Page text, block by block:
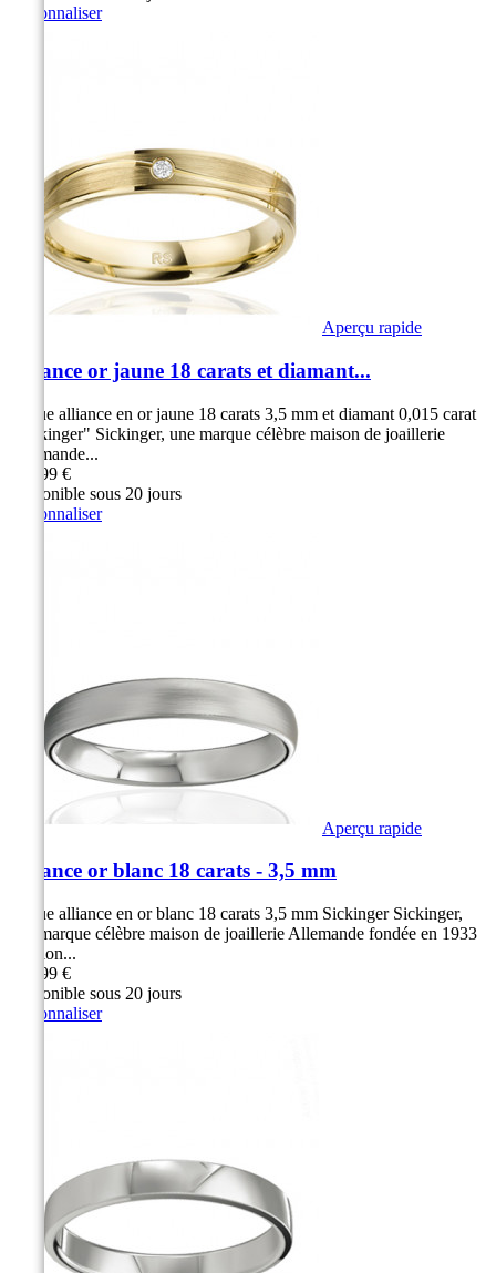
Personnaliser
Aperçu rapide
Alliance or jaune 18 carats et diamant...
Bague alliance en or jaune 18 carats 3,5 mm et diamant 0,015 carat
"Sickinger" Sickinger, une marque célèbre maison de joaillerie
Allemande...
849,99 €
Disponible sous 20 jours
Personnaliser
Aperçu rapide
Alliance or blanc 18 carats - 3,5 mm
Bague alliance en or blanc 18 carats 3,5 mm Sickinger Sickinger,
une marque célèbre maison de joaillerie Allemande fondée en 1933
Finition...
849,99 €
Disponible sous 20 jours
Personnaliser